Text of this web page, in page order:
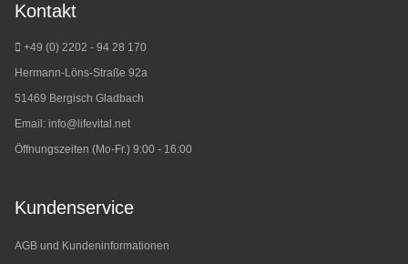
Kontakt
+49 (0) 2202 - 94 28 170
Hermann-Löns-Straße 92a
51469 Bergisch Gladbach
Email: info@lifevital.net
Öffnungszeiten (Mo-Fr.) 9:00 - 16:00
Kundenservice
AGB und Kundeninformationen